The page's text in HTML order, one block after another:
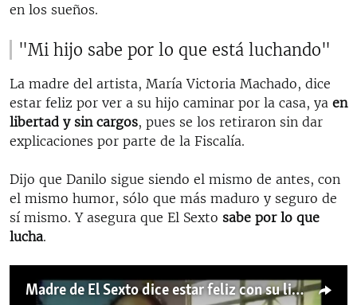
en los sueños.
"Mi hijo sabe por lo que está luchando"
La madre del artista, María Victoria Machado, dice
estar feliz por ver a su hijo caminar por la casa, ya en
libertad y sin cargos, pues se los retiraron sin dar
explicaciones por parte de la Fiscalía.
Dijo que Danilo sigue siendo el mismo de antes, con
el mismo humor, sólo que más maduro y seguro de
sí mismo. Y asegura que El Sexto sabe por lo que
lucha.
Madre de El Sexto dice estar feliz con su liberación